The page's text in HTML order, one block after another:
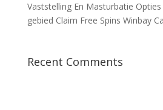
Vaststelling En Masturbatie
gebied Claim Free Spins Winbay
Recent Comments